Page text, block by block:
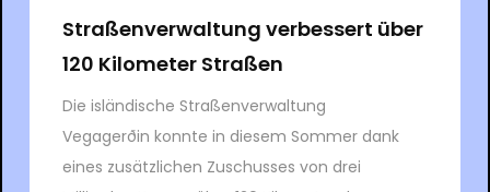
Straßenverwaltung verbessert über
120 Kilometer Straßen
Die isländische Straßenverwaltung
Vegagerðin konnte in diesem Sommer dank
eines zusätzlichen Zuschusses von drei